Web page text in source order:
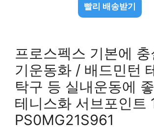
빨리 배송받기
프로스펙스 기본에
기운동화 / 배드민턴
탁구 등 실내운동에
테니스화 서브포인트
PS0MG21S961